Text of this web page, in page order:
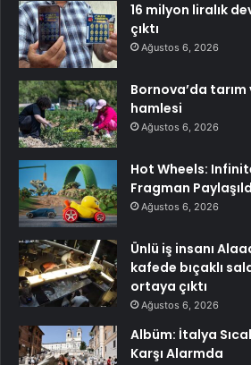
16 milyon liralık
çıktı
Ağustos 6, 2026
Bornova’da tarım
hamlesi
Ağustos 6, 2026
Hot Wheels:
Fragman
Ağustos 6, 2026
Ünlü iş insanı
kafede bıçaklı
ortaya çıktı
Ağustos 6, 2026
Albüm: İtalya
Karşı Alarmda